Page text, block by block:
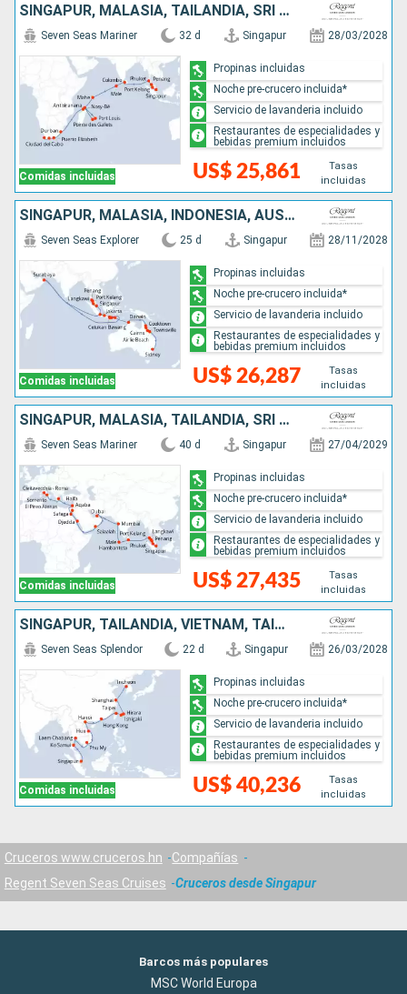
SINGAPUR, MALASIA, TAILANDIA, SRI LANKA, MALDIVAS, SEYCHELLES, MADAGASCAR, MAURICE, FRANCIA, SUDAFRICA
Comidas incluidas
Seven Seas Mariner 32 d Singapur 28/03/2028
US$ 25,861
Tasas
incluidas
Propinas incluidas
Noche pre-crucero incluida*
Servicio de lavanderia incluido
Restaurantes de especialidades y
bebidas premium incluidos
SINGAPUR, MALASIA, INDONESIA, AUSTRALIA
Comidas incluidas
Seven Seas Explorer 25 d Singapur 28/11/2028
US$ 26,287
Tasas
incluidas
Propinas incluidas
Noche pre-crucero incluida*
Servicio de lavanderia incluido
Restaurantes de especialidades y
bebidas premium incluidos
SINGAPUR, MALASIA, TAILANDIA, SRI LANKA, MALDIVAS, INDIA, EMIRATOS ÁRABES UNIDOS, OMAN, ARABIA SAUDÍ, EGIPTO, JORDANIA, ISRAEL, GRECIA, ITALIA
Comidas incluidas
Seven Seas Mariner 40 d Singapur 27/04/2029
US$ 27,435
Tasas
incluidas
Propinas incluidas
Noche pre-crucero incluida*
Servicio de lavanderia incluido
Restaurantes de especialidades y
bebidas premium incluidos
SINGAPUR, TAILANDIA, VIETNAM, TAIWÁN, JAPÓN, CHINA, COREA DEL SUR
Comidas incluidas
Seven Seas Splendor 22 d Singapur 26/03/2028
US$ 40,236
Tasas
incluidas
Propinas incluidas
Noche pre-crucero incluida*
Servicio de lavanderia incluido
Restaurantes de especialidades y
bebidas premium incluidos
Cruceros www.cruceros.hn
Compañías
Regent Seven Seas Cruises
Cruceros desde Singapur
Barcos más populares
MSC World Europa